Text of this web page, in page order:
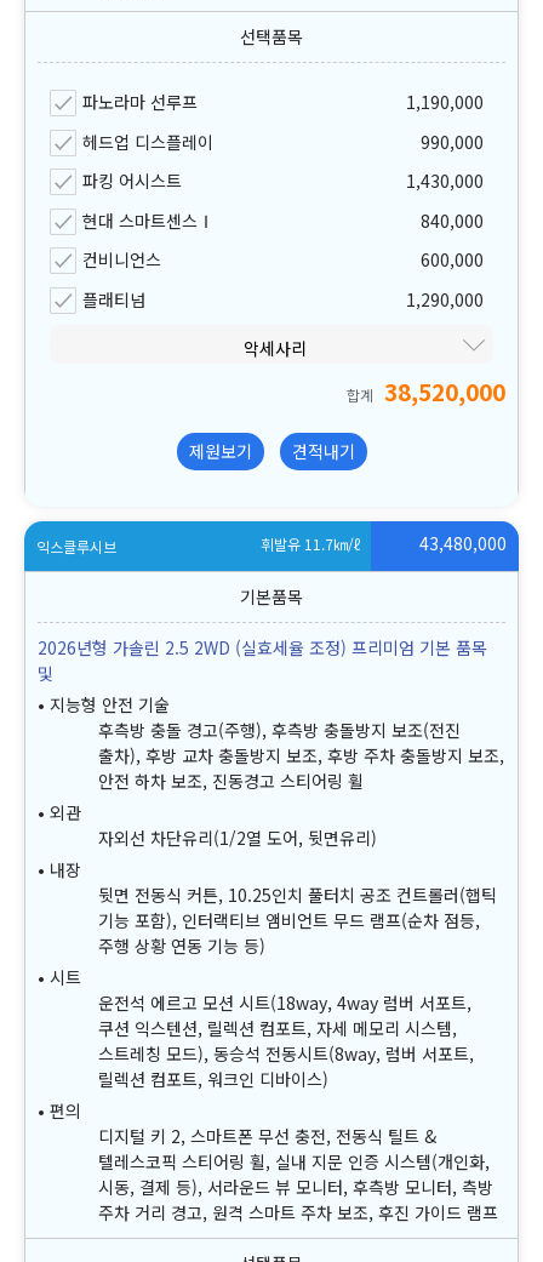
파노라마 선루프
1,190,000
헤드업 디스플레이
990,000
파킹 어시스트
1,430,000
현대 스마트센스Ⅰ
840,000
컨비니언스
600,000
플래티넘
1,290,000
악세사리
합계 38,520,000
제원보기 견적내기
익스클루시브 휘발유 11.7㎞/ℓ 43,480,000
2026년형 가솔린 2.5 2WD (실효세율 조정) 프리미엄 기본 품목
및
지능형 안전 기술
후측방 충돌 경고(주행), 후측방 충돌방지 보조(전진
출차), 후방 교차 충돌방지 보조, 후방 주차 충돌방지 보조,
안전 하차 보조, 진동경고 스티어링 휠
외관
자외선 차단유리(1/2열 도어, 뒷면유리)
내장
뒷면 전동식 커튼, 10.25인치 풀터치 공조 컨트롤러(햅틱
기능 포함), 인터랙티브 앰비언트 무드 램프(순차 점등,
주행 상황 연동 기능 등)
시트
운전석 에르고 모션 시트(18way, 4way 럼버 서포트,
쿠션 익스텐션, 릴렉션 컴포트, 자세 메모리 시스템,
스트레칭 모드), 동승석 전동시트(8way, 럼버 서포트,
릴렉션 컴포트, 워크인 디바이스)
편의
디지털 키 2, 스마트폰 무선 충전, 전동식 틸트 &
텔레스코픽 스티어링 휠, 실내 지문 인증 시스템(개인화,
시동, 결제 등), 서라운드 뷰 모니터, 후측방 모니터, 측방
주차 거리 경고, 원격 스마트 주차 보조, 후진 가이드 램프